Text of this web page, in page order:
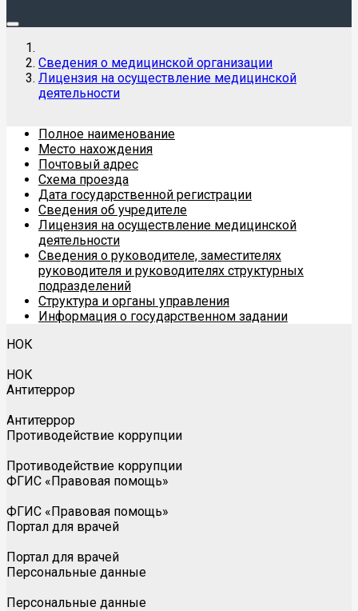
Сведения о медицинской организации
Лицензия на осуществление медицинской
деятельности
Полное наименование
Место нахождения
Почтовый адрес
Схема проезда
Дата государственной регистрации
Сведения об учредителе
Лицензия на осуществление медицинской
деятельности
Сведения о руководителе, заместителях
руководителя и руководителях структурных
подразделений
Структура и органы управления
Информация о государственном задании
НОК
НОК
Антитеррор
Антитеррор
Противодействие коррупции
Противодействие коррупции
ФГИС «Правовая помощь»
ФГИС «Правовая помощь»
Портал для врачей
Портал для врачей
Персональные данные
Персональные данные